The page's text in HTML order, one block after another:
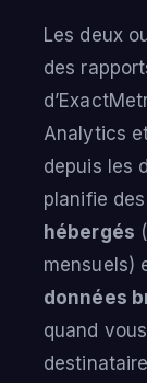
Les deux
des
Analytics
depuis les
planifie des
hébergés
mensuels)
données
quand